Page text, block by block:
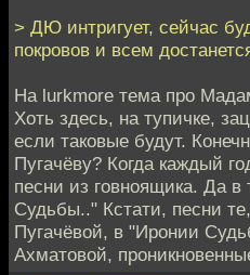
> ДЮ интригует, сейчас
покровов и всем
На lurkmore тема про
Хоть здесь, на тупичке,
если таковые будут.
Пугачёву? Когда каждый
песни из говноящика. Да
Судьбы.." Кстати, песни
Пугачёвой, в "Иронии
Ахматовой,